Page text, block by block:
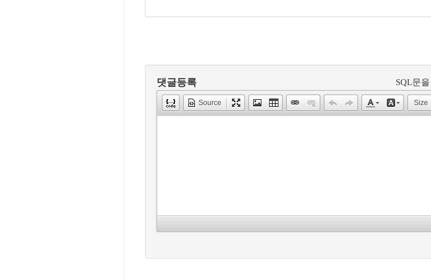
댓글등록 SQL문
Source Size